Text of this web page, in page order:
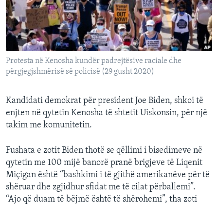
INTERVISTA
DITARI
Protesta në Kenosha kundër padrejtësive raciale dhe
përgjegjshmërisë së policisë (29 gusht 2020)
Kandidati demokrat për president Joe Biden, shkoi të
enjten në qytetin Kenosha të shtetit Uiskonsin, për një
takim me komunitetin.
Fushata e zotit Biden thotë se qëllimi i bisedimeve në
qytetin me 100 mijë banorë pranë brigjeve të Liqenit
Miçigan është “bashkimi i të gjithë amerikanëve për të
shëruar dhe zgjidhur sfidat me të cilat përballemi”.
“Ajo që duam të bëjmë është të shërohemi”, tha zoti